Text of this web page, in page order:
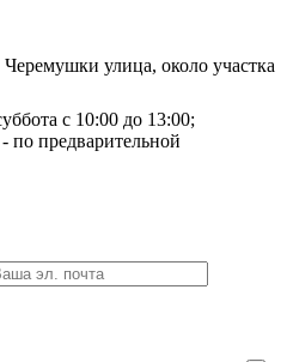
улица, около участка
с 10:00 до 13:00;
по предварительной